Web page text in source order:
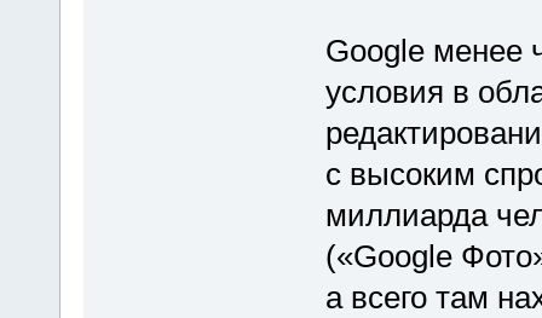
Google менее
условия в
с высоким
миллиарда
(«Google
а всего там